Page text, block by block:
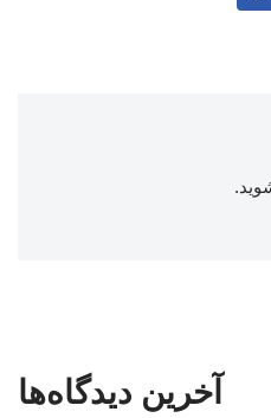
.
آخرین دیدگاه‌ها